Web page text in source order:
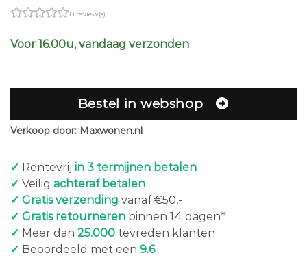
0 review(s)
Voor 16.00u, vandaag verzonden
Bestel in webshop
Verkoop door: Maxwonen.nl
✓ Rentevrij in 3 termijnen betalen
✓ Veilig achteraf betalen
✓ Gratis verzending vanaf €50,-
✓ Gratis retourneren binnen 14 dagen*
✓ Meer dan 25.000 tevreden klanten
✓ Beoordeeld met een 9.6